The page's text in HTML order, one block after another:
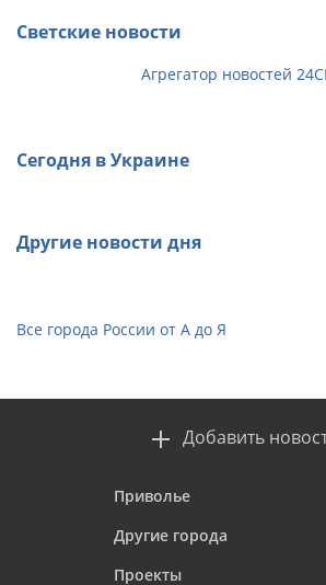
Светские новости
Агрегатор новостей
Сегодня в Украине
Другие новости дня
Все города России от А до Я
Добавить
Приволье
Другие города
Проекты